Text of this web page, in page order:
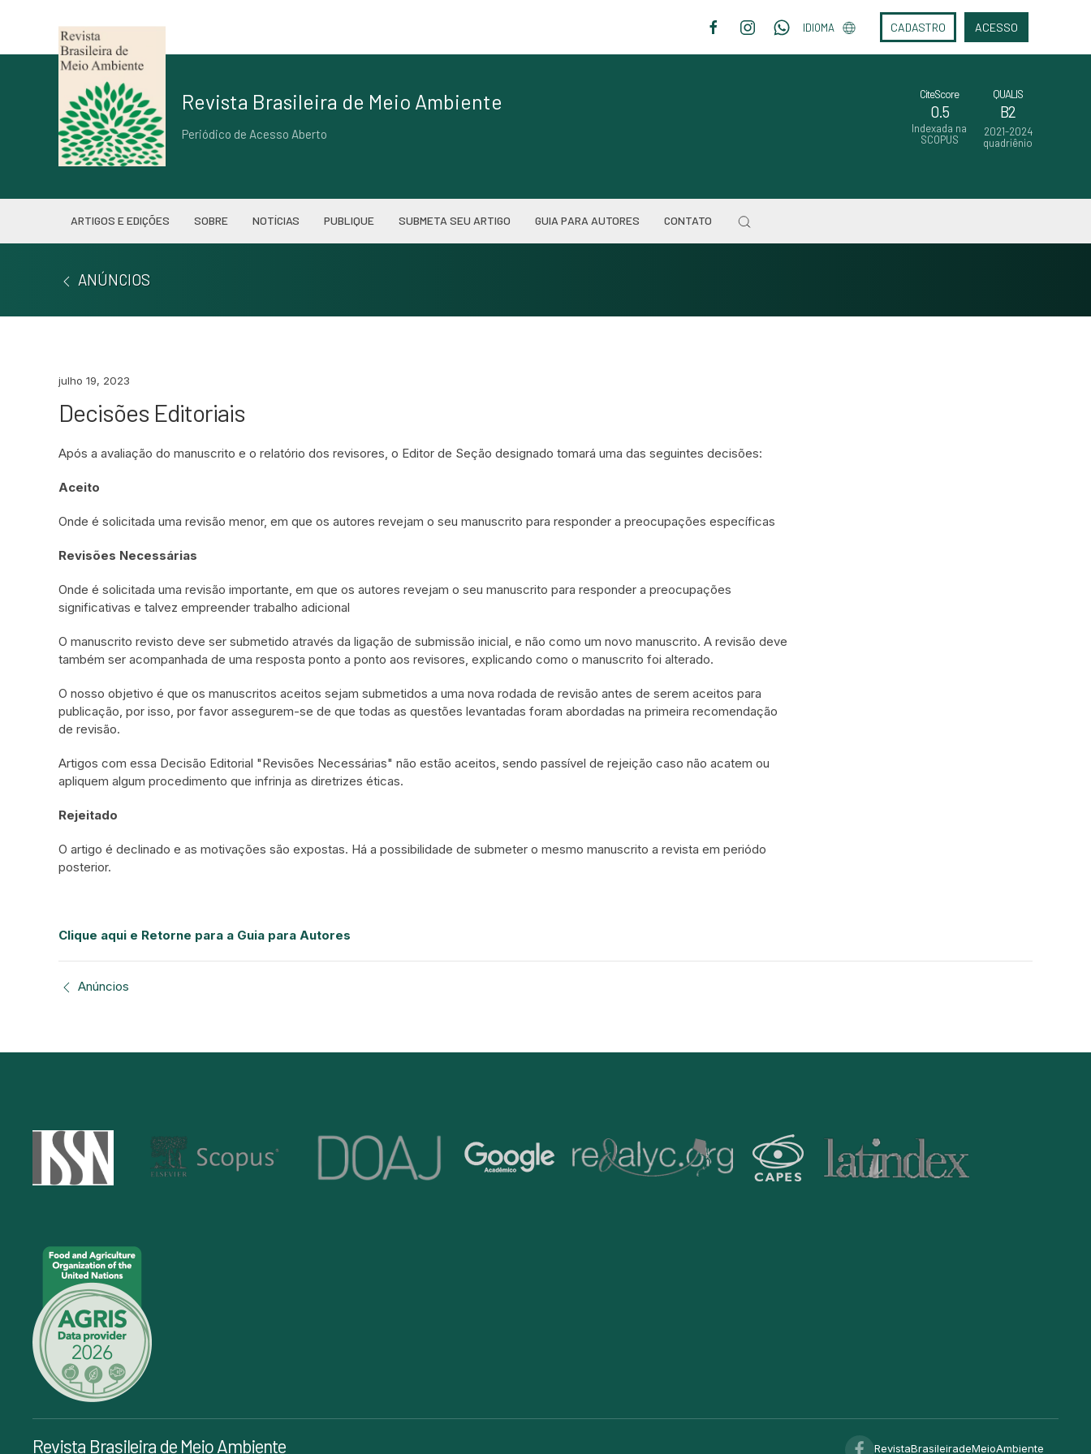
IDIOMA CADASTRO ACESSO
Revista Brasileira de Meio Ambiente
Periódico de Acesso Aberto
CiteScore
0.5
Indexada na
SCOPUS
QUALIS
B2
2021-2024
quadriênio
ARTIGOS E EDIÇÕES SOBRE NOTÍCIAS PUBLIQUE SUBMETA SEU ARTIGO GUIA PARA AUTORES CONTATO
ANÚNCIOS
julho 19, 2023
Decisões Editoriais
Após a avaliação do manuscrito e o relatório dos revisores, o Editor de Seção designado tomará uma das seguintes decisões:
Aceito
Onde é solicitada uma revisão menor, em que os autores revejam o seu manuscrito para responder a preocupações específicas
Revisões Necessárias
Onde é solicitada uma revisão importante, em que os autores revejam o seu manuscrito para responder a preocupações
significativas e talvez empreender trabalho adicional
O manuscrito revisto deve ser submetido através da ligação de submissão inicial, e não como um novo manuscrito. A revisão deve
também ser acompanhada de uma resposta ponto a ponto aos revisores, explicando como o manuscrito foi alterado.
O nosso objetivo é que os manuscritos aceitos sejam submetidos a uma nova rodada de revisão antes de serem aceitos para
publicação, por isso, por favor assegurem-se de que todas as questões levantadas foram abordadas na primeira recomendação
de revisão.
Artigos com essa Decisão Editorial "Revisões Necessárias" não estão aceitos, sendo passível de rejeição caso não acatem ou
apliquem algum procedimento que infrinja as diretrizes éticas.
Rejeitado
O artigo é declinado e as motivações são expostas. Há a possibilidade de submeter o mesmo manuscrito a revista em periódo
posterior.
Clique aqui e Retorne para a Guia para Autores
Anúncios
Revista Brasileira de Meio Ambiente RevistaBrasileiradeMeioAmbiente